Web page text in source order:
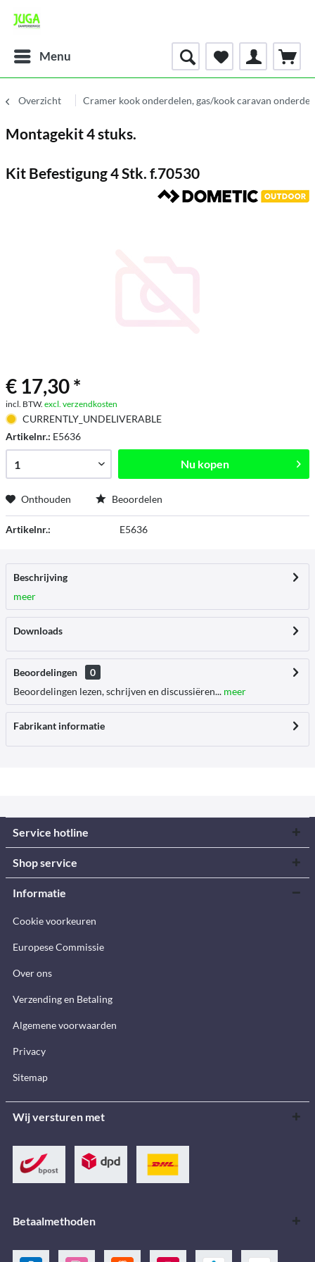
Menu
Overzicht Cramer kook onderdelen, gas/kook caravan
Montagekit 4 stuks.
Kit Befestigung 4 Stk. f.70530
€ 17,30 *
incl. BTW. excl. verzendkosten
CURRENTLY_UNDELIVERABLE
Artikelnr.: E5636
Nu kopen
Onthouden Beoordelen
Artikelnr.: E5636
Beschrijving
meer
Downloads
Beoordelingen
0
Beoordelingen lezen, schrijven en discussiëren... meer
Fabrikant informatie
Service hotline
Shop service
Informatie
Cookie voorkeuren
Europese Commissie
Over ons
Verzending en Betaling
Algemene voorwaarden
Privacy
Sitemap
Wij versturen met
Betaalmethoden